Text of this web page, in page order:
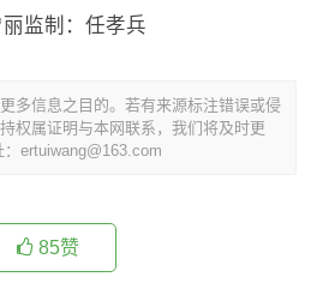
监制：任孝兵
多信息之目的。若有来源标注错误或侵
权属证明与本网联系，我们将及时更
ertuiwang@163.com
85赞